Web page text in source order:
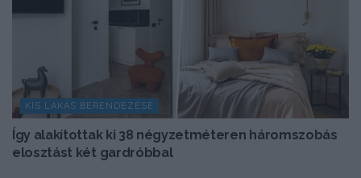
KIS LAKÁS BERENDEZÉSE
Így alakítottak ki 38 négyzetméteren háromszobás
elosztást két gardróbbal